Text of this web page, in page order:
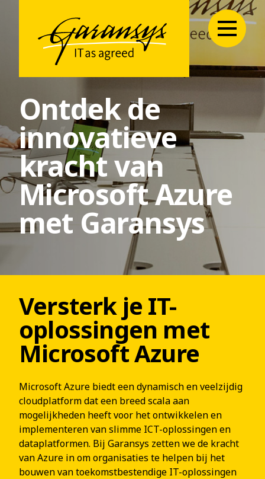
Ontdek de
innovatieve
kracht van
Microsoft Azure
met Garansys
Versterk je IT-
oplossingen met
Microsoft Azure
Microsoft Azure biedt een dynamisch en veelzijdig
cloudplatform dat een breed scala aan
mogelijkheden heeft voor het ontwikkelen en
implementeren van slimme ICT-oplossingen en
dataplatformen. Bij Garansys zetten we de kracht
van Azure in om organisaties te helpen bij het
bouwen van toekomstbestendige IT-oplossingen